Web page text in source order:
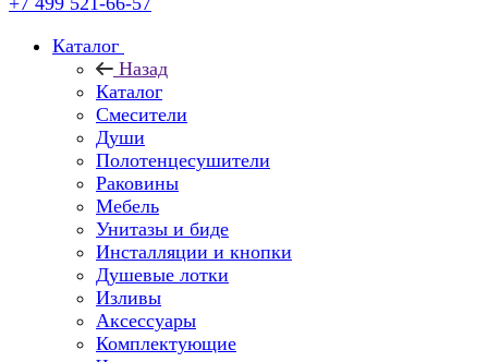
Каталог
Назад
Каталог
Смесители
Души
Полотенцесушители
Раковины
Мебель
Унитазы и биде
Инсталляции и кнопки
Душевые лотки
Изливы
Аксессуары
Комплектующие